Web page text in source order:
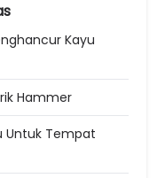
Kayu
Hammer
Untuk Tempat